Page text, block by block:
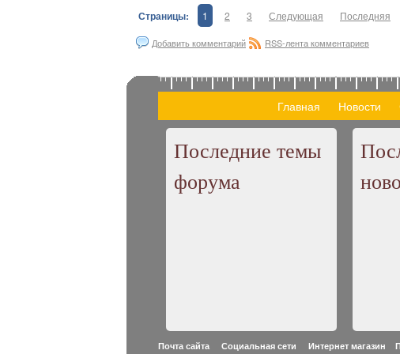
Страницы: 1 2 3 Следующая Последняя
Добавить комментарий RSS-лента комментариев
Главная Новости
Последние темы
форума
Почта сайта Социальная сети Интернет магазин